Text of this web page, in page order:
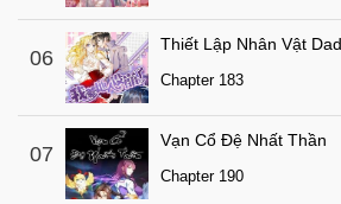
Chapter 64 6 tháng
Chapter 63 6 tháng
Chapter 62
Chapter 61 6 tháng
Chapter 60
06
Thiết Lập Nhân Vật
Chapter 183
07
Vạn Cổ Đệ Nhất Thần
Chapter 190